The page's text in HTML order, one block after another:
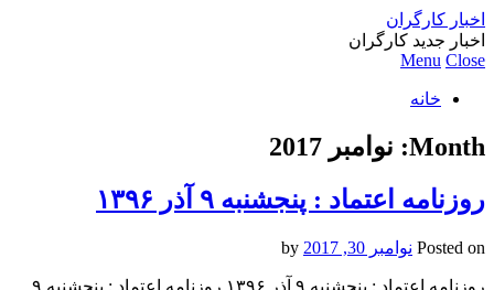
اخبار کارگران
اخبار جدید کارگران
Menu Close
خانه
Month: نوامبر 2017
روزنامه اعتماد : پنجشنبه ۹ آذر ۱۳۹۶
Posted on نوامبر 30, 2017
روزنامه اعتماد : پنجشنبه ۹ آذر ۱۳۹۶ روزنامه اعتماد : پنجشنبه ۹